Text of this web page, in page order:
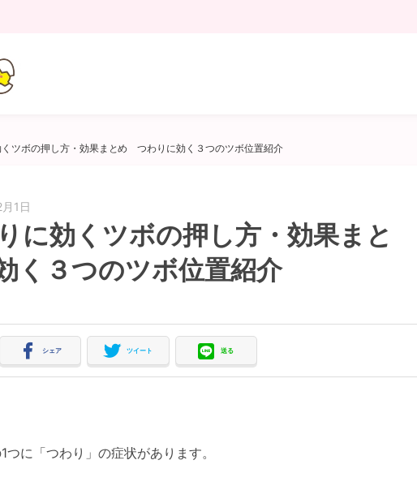
ツボの押し方・効果まとめ つわりに効く３つのツボ位置紹介
1日
に効くツボの押し方・効果まと
３つのツボ位置紹介
シェア ツイート 送る
に「つわり」の症状があります。